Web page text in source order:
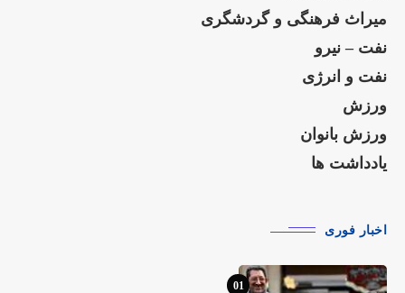
میراث فرهنگی و گردشگری
نفت – نیرو
نفت و انرژی
ورزش
ورزش بانوان
یادداشت ها
اخبار فوری
01